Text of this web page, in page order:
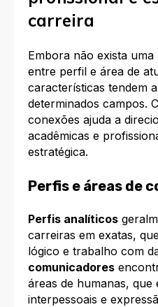
carreira
Embora não exista
entre perfil e área de
características tendem
determinados campos.
conexões ajuda a
acadêmicas e
estratégica.​
Perfis e áreas de
Perfis analíticos
carreiras em exatas,
lógico e trabalho com
comunicadores
áreas de humanas, que
interpessoais e